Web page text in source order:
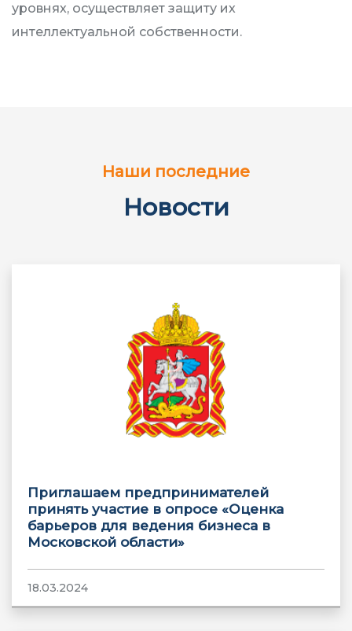
уровнях, осуществляет защиту их
интеллектуальной собственности.
Наши последние
Новости
Приглашаем предпринимателей
принять участие в опросе «Оценка
барьеров для ведения бизнеса в
Московской области»
18.03.2024